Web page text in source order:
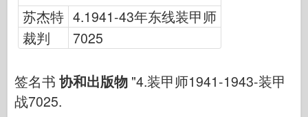
瓦洛尔部队
弗里尔模型
长谷川
海勒
霍比博斯
苏杰特 4.1941-43年东线装甲师
裁判
7025
签名书 协和出版物 "4.装甲师1941-1943-装甲
战7025.